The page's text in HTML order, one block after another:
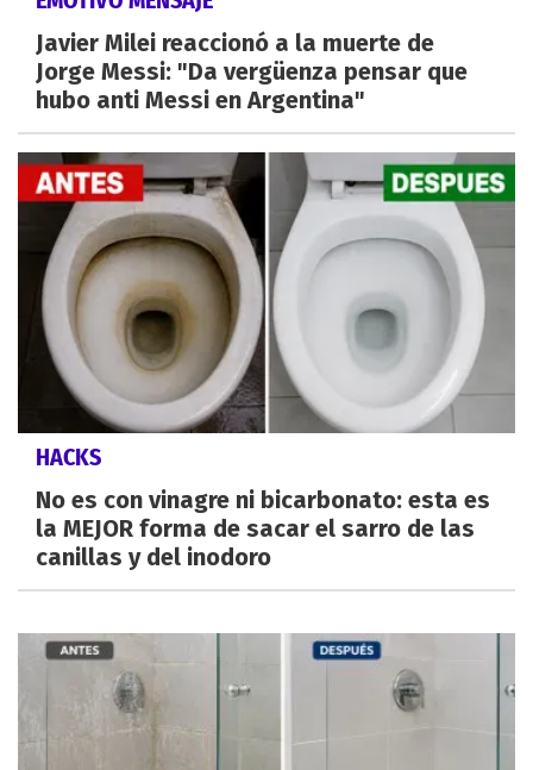
Javier Milei reaccionó a la muerte de
Jorge Messi: "Da vergüenza pensar que
hubo anti Messi en Argentina"
HACKS
No es con vinagre ni bicarbonato: esta es
la MEJOR forma de sacar el sarro de las
canillas y del inodoro